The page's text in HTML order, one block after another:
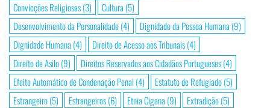
Convicções Religiosas(3) Cultura (5)
Desenvolvimento da Personalidade(4) Dignidade da Pessoa Humana (9)
Dignidade Humana (4) Direito de Acesso aos Tribunais(4)
Direito de Asilo(9) Direitos Reservados aos Cidadãos Portugueses(4)
Efeito Automático de Condenação Penal (4) Estatuto de Refugiado(5)
Estrangeiro(5) Estrangeiros(6) Etnia Cigana (9) Extradição(5)